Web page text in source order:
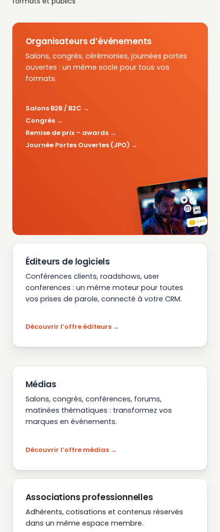
Organisateurs d’événements
Salons, congrès, cérémonies, journées portes
ouvertes : un même socle pour tous vos
formats.
Salons B2B / B2C
Congrès
Remise de prix – awards
Journée Portes Ouvertes (JPO)
Éditeurs de logiciels
Conférences clients, roadshows, user
conferences : un même moteur pour toutes
vos prises de parole, connecté à votre CRM.
Découvrir l’offre éditeurs
Médias
Salons, congrès, conférences, forums,
matinées thématiques : transformez vos
marques en événements.
Découvrir l’offre médias
Associations professionnelles
Adhérents, cotisations et contenus réservés
dans un même espace membre.